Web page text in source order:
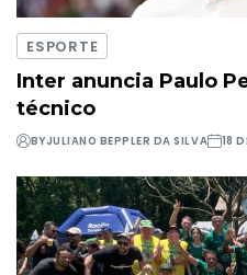
ESPORTE
Inter anuncia Paulo
técnico
BYJULIANO BEPPLER DA SILVA 18